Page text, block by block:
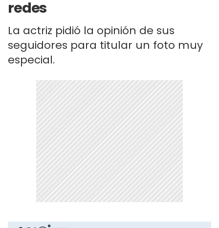
redes
La actriz pidió la opinión de sus
seguidores para titular un foto muy
especial.